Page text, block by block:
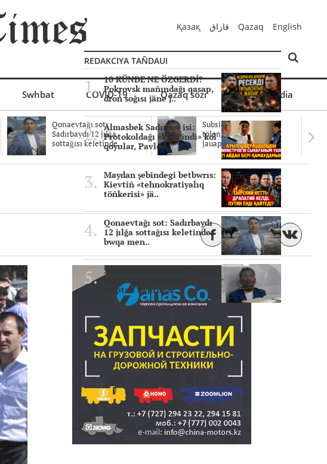
Қазақ قازاق Qazaq English
Swhbat COVID-19 Qazaq sözi Mul'timedia
Qonaevtağı sot:
Sadırbaydı 12 jılğa
sottağısı keletinde..
Subsidiyalar zañdı
tölengen be? Sottağı
jauaptar ayıpta..
REDAKCIYA TAÑDAUI
10 KÜNDE NE ÖZGERDİ?
Pokrovsk mañındağı qasap,
dron soğısı jäne j..
Almasbek Sadırbay isi:
Protokoldağı «kümändi» kol
qoyular, Pavlod..
Maydan şebindegi betbwrıs:
Kievtiñ «tehnokratiyalıq
töñkerisi» jä..
Qonaevtağı sot: Sadırbaydı
12 jılğa sottağısı keletinder
bwqa men..
Subsidiyalar zañdı tölengen
ayıptau twjırımd..